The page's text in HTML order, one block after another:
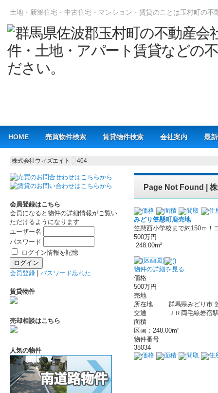
土地・新築住宅・中古住宅・マンション・賃貸のことは玉村町の
HOME 売買物件検索 賃貸物件検索 会社案内 最
株式会社ウィズエイト 404
Page Not Found |
価格 面積 間取
住
みどり笠懸町鹿売地
笠懸西小学校まで約150ｍ！
500万円
248.00m²
物件の詳細を見る
価格
500万円
売地
所在地
群馬県みどり市
交通
ＪＲ両毛線岩宿
面積
区画：248.00m²
物件番号
38034
価格
面積 間取 住
会員登録はこちら
会員になると物件の詳細情報がご覧い
ただけるようになります
ユーザー名
パスワード
ログイン情報を記憶
会員登録 | パスワード忘れた
賃貸物件
売却相談はこちら
人気の物件